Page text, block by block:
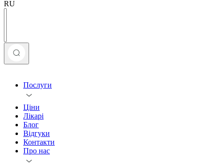
RU
Послуги
Ціни
Лікарі
Блог
Відгуки
Контакти
Про нас